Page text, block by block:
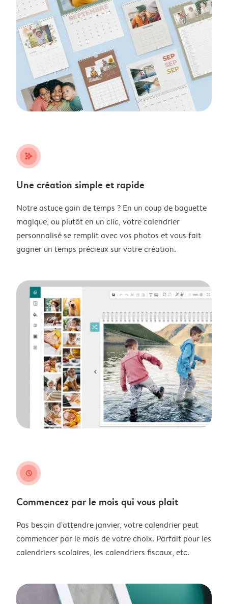
stars_plus
Une création simple et rapide
Notre astuce gain de temps ? En un coup de baguette
magique, ou plutôt en un clic, votre calendrier
personnalisé se remplit avec vos photos et vous fait
gagner un temps précieux sur votre création.
clock
Commencez par le mois qui vous plait
Pas besoin d'attendre janvier, votre calendrier peut
commencer par le mois de votre choix. Parfait pour les
calendriers scolaires, les calendriers fiscaux, etc.